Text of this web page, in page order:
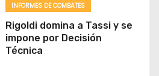
INFORMES DE COMBATES
Rigoldi domina a Tassi y se
impone por Decisión
Técnica